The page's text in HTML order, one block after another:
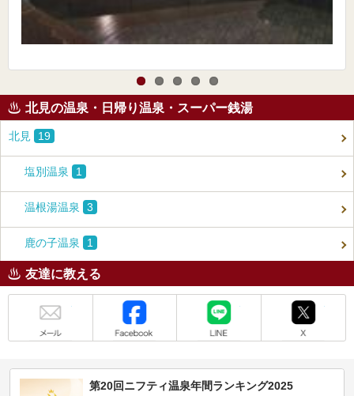
北見の温泉・日帰り温泉・スーパー銭湯
北見 19
塩別温泉 1
温根湯温泉 3
鹿の子温泉 1
友達に教える
第20回ニフティ温泉年間ランキング2025